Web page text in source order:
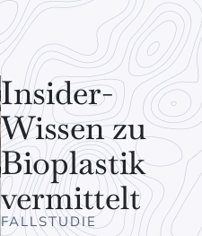
Insider-
Wissen zu
Bioplastik
vermittelt
FALLSTUDIE